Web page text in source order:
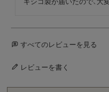
すべてのレビューを見る
レビューを書く